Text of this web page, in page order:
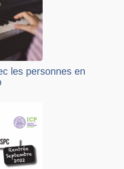
les personnes en